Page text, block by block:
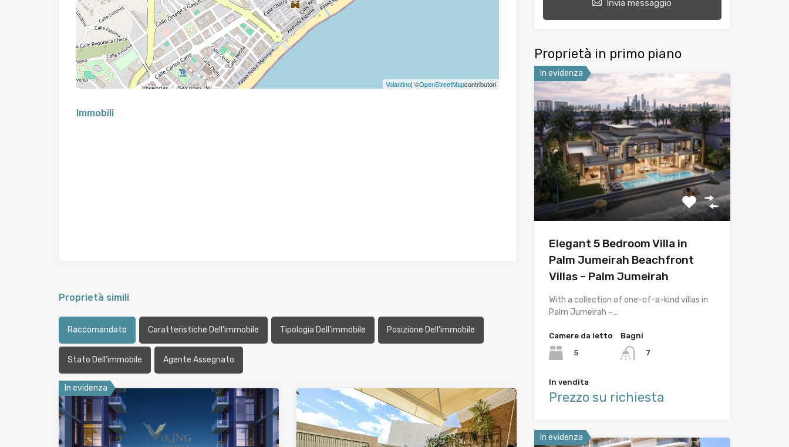
Volantino| ©OpenStreetMapcontributori
Immobili
Proprietà simili
Raccomandato Caratteristiche Dell'immobile Tipologia Dell'immobile Posizione Dell'immobile
Stato Dell'immobile Agente Assegnato
In evidenza
Invia messaggio
Proprietà in primo piano
In evidenza
Elegant 5 Bedroom Villa in
Palm Jumeirah Beachfront
Villas – Palm Jumeirah
With a collection of one-of-a-kind villas in
Palm Jumeirah –…
Camere da letto
5
Bagni
7
In vendita
Prezzo su richiesta
In evidenza